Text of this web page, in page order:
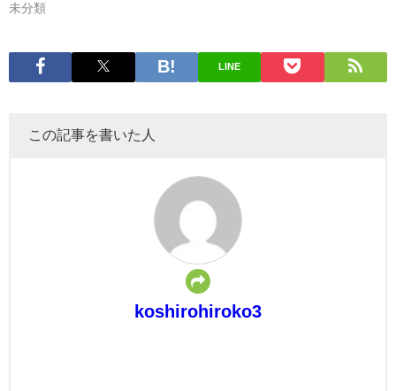
未分類
LINE
この記事を書いた人
koshirohiroko3